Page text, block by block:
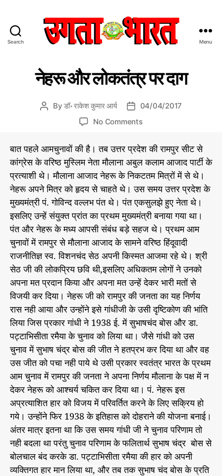
Search
ता
भा
त
हिं
स
मा
र
प
त्र
Menu
i
e
s
की
ख
से
नेहरू और लोकतंत्र पर दाग
P
a
u
t
h
o
r
Byडॉ॰ राकेश कुमार आर्य
P
d
a
t
04/04/2017
No Commentso
ह
रू
औ
र
क
तं
त्र
प
र
ग
बात पहले आमचुनावों की है। तब उत्तर प्रदेश की रामपुर सीट से
कांग्रेस के वरिष्ठ मुस्लिम नेता मौलाना अबुल कलाम आजाद पार्टी के
प्रत्याशी थे। मौलाना आजाद नेहरू के निकटतम मित्रों में से थे।
नेहरू अपने मित्र को हृदय से चाहते थे। उस समय उत्तर प्रदेश के
मुख्यमंत्री पं. गोविन्द वल्लभ पंत थे। पंत एकसुलझे हुए नेता थे।
इसलिए उन्हें संयुक्त प्रांत का प्रथम मुख्यमंत्री बनाया गया था।
पंत और नेहरू के मध्य आपसी संबंध बड़े सहज थे। प्रथम आम
चुनावों में रामपुर से मौलाना आजाद के सामने वरिष्ठ हिंदूवादी
राजनीतिज्ञ स्व. विशनचंद सेठ अपनी किस्मत आजमा रहे थे। श्री
सेठ जी की लोकप्रिय छवि थी,इसलिए अधिकतम लोगों ने उनको
अपना मत प्रदान किया और अपना मत उन्हें देकर भारी मतों से
विजयी कर दिया। नेहरू जी को रामपुर की जनता का यह निर्णय
रास नही आया और उन्होंने इसे गांधीजी के उसी दृष्टिकोण की भांति
लिया जिस प्रकार गांधी ने 1938 ई. में सुभाषचंद बोस और डा.
पट्टाभिसीता रमैया के चुनाव को लिया था। जैसे गांधी को उस
चुनाव में सुभाष चंद्र बोस की जीत ने हतप्रभ कर दिया था और वह
उस जीत को पचा नही पाये थे उसी प्रकार स्वतंत्र भारत के प्रथम
आम चुनाव में रामपुर की जनता ने अपना निर्णय मौलाना के पक्ष में न
देकर नेहरू को आश्चर्य चकित कर दिया था। पं. नेहरू इस
अप्रत्याशित हार को विजय में परिवर्तित करने के लिए सक्रिय हो
गये। उन्होंने फिर 1938 के इतिहास को दोहराने की योजना बनाई।
अंतर मात्र इतना था कि उस समय गांधी जी ने चुनाव परिणाम तो
नही बदला था परंतु चुनाव परिणाम के फलितार्थ सुभाष चंद्र बोस से
बोलचाल बंद करके डा. पट्टाभिसीता रमैया की हार को अपनी
व्यक्तिगत हार मान लिया था, और तब तक सुभाष चंद बोस के प्रति